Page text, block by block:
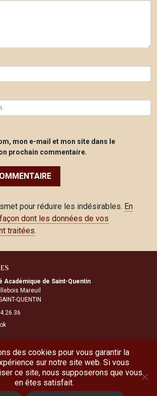
mon e-mail et mon site dans le
prochain commentaire.
pour réduire les indésirables. En
dont les données de vos
traitées.
Académique de Saint-Quentin
Mareuil
QUENTIN
de 14h à 17h
mois, de 14h à 16h30 (avec ouverture du
des cookies pour vous garantir la
sur notre site web. Si vous
ce site, nous supposerons que vous
en êtes satisfait.